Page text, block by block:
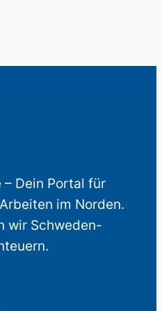
Dein Portal für
im Norden.
wir Schweden-